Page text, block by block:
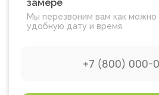
замере
Мы перезвоним вам как можно
удобную дату и время